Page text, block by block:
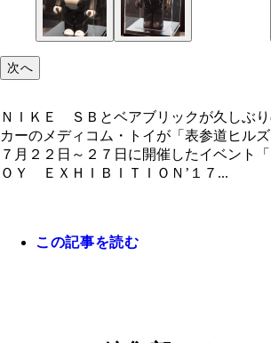
０００％、４００％、１００
カーも発売予定
ペコちゃんシリーズの最新作
ルドの招き猫ペコちゃんが登
アメリカのＴＶアニメ「シン
ンリオの人気キャラクター・
ＭＹ ＦＩＲＳＴ ＢＥ＠Ｒ
００％シリーズとファッショ
「メディコム・トイ」東京ス
チ店限定で販売される招き猫
今後発売される予定のベアブ
ルセランゴール、ＰＯＲＴＥ
今回のＥＸＨＩＢＩＴＩＯＮ’
商品。（左から）『ＢＥ＠Ｒ
ＢＲＩＣＫ ＤＥＡＴＨ ＴＲ
０％ ＆ ４００％』『ＢＥ
ＥＴＲＯＯＰＥＲ（ＴＭ）
今回のＥＸＨＩＢＩＴＩＯＮ’
商品。（左から）『九谷ＢＥ
ＣＫ カリモク ４００％（黒
次へ
ＮＩＫＥ ＳＢとベアブリックが久しぶ
カーのメディコム・トイが「表参道ヒル
７月２２日～２７日に開催したイベント
ＯＹ ＥＸＨＩＢＩＴＩＯＮ’１７...
この記事を読む